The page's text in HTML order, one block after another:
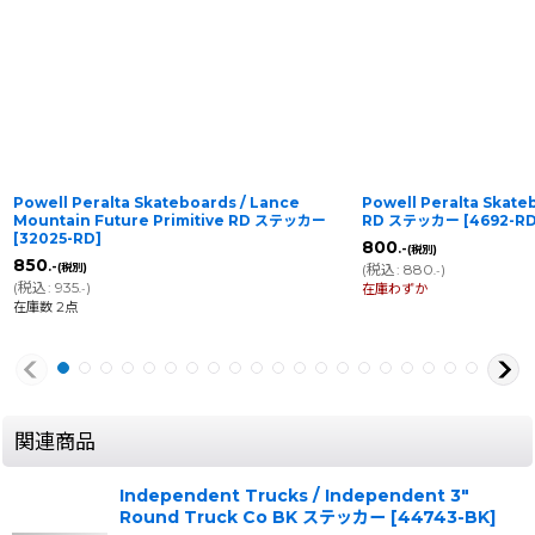
Powell Peralta Skateboards / Lance
Mountain Future Primitive RD ステッカー
[32025-RD]
850.-(税別)
(税込: 935.-)
在庫数 2点
Powell Peralta
RD ステッカー [4692-
800.-(税別)
(税込: 880 .-)
在庫わずか
関連商品
Independent Trucks / Independent 3"
Round Truck Co BK ステッカー [44743-BK]